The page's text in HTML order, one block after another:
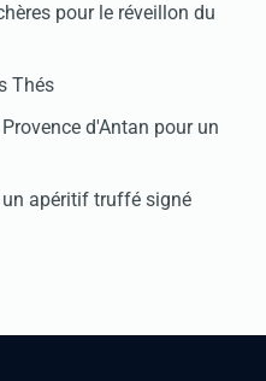
pour le réveillon du
Thés
d'Antan pour un
un apéritif truffé signé